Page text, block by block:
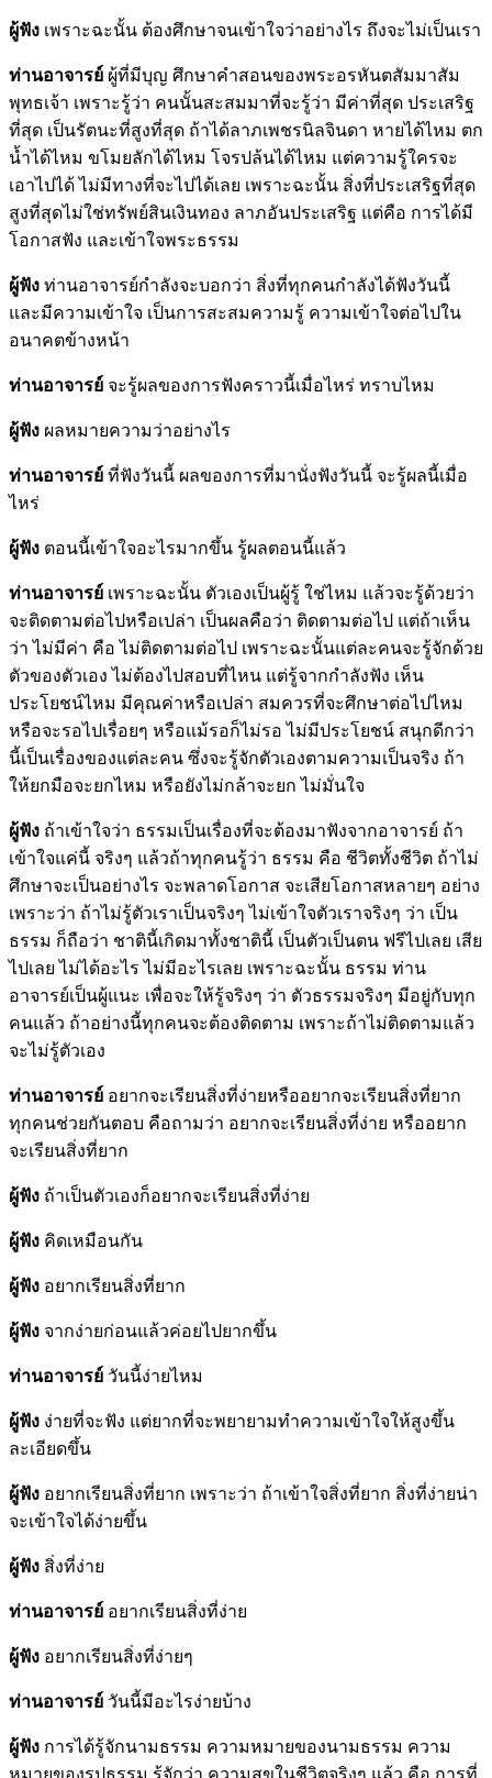
ผู้ฟัง เพราะฉะนั้น ต้องศึกษาจนเข้าใจว่าอย่างไร ถึงจะไม่เป็นเรา
ท่านอาจารย์ ผู้ที่มีบุญ ศึกษาคำสอนของพระอรหันตสัมมาสัม
พุทธเจ้า เพราะรู้ว่า คนนั้นสะสมมาที่จะรู้ว่า มีค่าที่สุด ประเสริฐ
ที่สุด เป็นรัตนะที่สูงที่สุด ถ้าได้ลาภเพชรนิลจินดา หายได้ไหม ตก
น้ำได้ไหม ขโมยลักได้ไหม โจรปล้นได้ไหม แต่ความรู้ใครจะ
เอาไปได้ ไม่มีทางที่จะไปได้เลย เพราะฉะนั้น สิ่งที่ประเสริฐที่สุด
สูงที่สุดไม่ใช่ทรัพย์สินเงินทอง ลาภอันประเสริฐ แต่คือ การได้มี
โอกาสฟัง และเข้าใจพระธรรม
ผู้ฟัง ท่านอาจารย์กำลังจะบอกว่า สิ่งที่ทุกคนกำลังได้ฟังวันนี้
และมีความเข้าใจ เป็นการสะสมความรู้ ความเข้าใจต่อไปใน
อนาคตข้างหน้า
ท่านอาจารย์ จะรู้ผลของการฟังคราวนี้เมื่อไหร่ ทราบไหม
ผู้ฟัง ผลหมายความว่าอย่างไร
ท่านอาจารย์ ที่ฟังวันนี้ ผลของการที่มานั่งฟังวันนี้ จะรู้ผลนี้เมื่อ
ไหร่
ผู้ฟัง ตอนนี้เข้าใจอะไรมากขึ้น รู้ผลตอนนี้แล้ว
ท่านอาจารย์ เพราะฉะนั้น ตัวเองเป็นผู้รู้ ใช่ไหม แล้วจะรู้ด้วยว่า
จะติดตามต่อไปหรือเปล่า เป็นผลคือว่า ติดตามต่อไป แต่ถ้าเห็น
ว่า ไม่มีค่า คือ ไม่ติดตามต่อไป เพราะฉะนั้นแต่ละคนจะรู้จักด้วย
ตัวของตัวเอง ไม่ต้องไปสอบที่ไหน แต่รู้จากกำลังฟัง เห็น
ประโยชน์ไหม มีคุณค่าหรือเปล่า สมควรที่จะศึกษาต่อไปไหม
หรือจะรอไปเรื่อยๆ หรือแม้รอก็ไม่รอ ไม่มีประโยชน์ สนุกดีกว่า
นี้เป็นเรื่องของแต่ละคน ซึ่งจะรู้จักตัวเองตามความเป็นจริง ถ้า
ให้ยกมือจะยกไหม หรือยังไม่กล้าจะยก ไม่มั่นใจ
ผู้ฟัง ถ้าเข้าใจว่า ธรรมเป็นเรื่องที่จะต้องมาฟังจากอาจารย์ ถ้า
เข้าใจแค่นี้ จริงๆ แล้วถ้าทุกคนรู้ว่า ธรรม คือ ชีวิตทั้งชีวิต ถ้าไม่
ศึกษาจะเป็นอย่างไร จะพลาดโอกาส จะเสียโอกาสหลายๆ อย่าง
เพราะว่า ถ้าไม่รู้ตัวเราเป็นจริงๆ ไม่เข้าใจตัวเราจริงๆ ว่า เป็น
ธรรม ก็ถือว่า ชาตินี้เกิดมาทั้งชาตินี้ เป็นตัวเป็นตน ฟรีไปเลย เสีย
ไปเลย ไม่ได้อะไร ไม่มีอะไรเลย เพราะฉะนั้น ธรรม ท่าน
อาจารย์เป็นผู้แนะ เพื่อจะให้รู้จริงๆ ว่า ตัวธรรมจริงๆ มีอยู่กับทุก
คนแล้ว ถ้าอย่างนี้ทุกคนจะต้องติดตาม เพราะถ้าไม่ติดตามแล้ว
จะไม่รู้ตัวเอง
ท่านอาจารย์ อยากจะเรียนสิ่งที่ง่ายหรืออยากจะเรียนสิ่งที่ยาก
ทุกคนช่วยกันตอบ คือถามว่า อยากจะเรียนสิ่งที่ง่าย หรืออยาก
จะเรียนสิ่งที่ยาก
ผู้ฟัง ถ้าเป็นตัวเองก็อยากจะเรียนสิ่งที่ง่าย
ผู้ฟัง คิดเหมือนกัน
ผู้ฟัง อยากเรียนสิ่งที่ยาก
ผู้ฟัง จากง่ายก่อนแล้วค่อยไปยากขึ้น
ท่านอาจารย์ วันนี้ง่ายไหม
ผู้ฟัง ง่ายที่จะฟัง แต่ยากที่จะพยายามทำความเข้าใจให้สูงขึ้น
ละเอียดขึ้น
ผู้ฟัง อยากเรียนสิ่งที่ยาก เพราะว่า ถ้าเข้าใจสิ่งที่ยาก สิ่งที่ง่ายน่า
จะเข้าใจได้ง่ายขึ้น
ผู้ฟัง สิ่งที่ง่าย
ท่านอาจารย์ อยากเรียนสิ่งที่ง่าย
ผู้ฟัง อยากเรียนสิ่งที่ง่ายๆ
ท่านอาจารย์ วันนี้มีอะไรง่ายบ้าง
ผู้ฟัง การได้รู้จักนามธรรม ความหมายของนามธรรม ความ
หมายของรูปธรรม รู้จักว่า ความสุขในชีวิตจริงๆ แล้ว คือ การที่